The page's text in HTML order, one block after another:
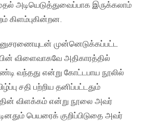
அடியெடுத்துவைப்பாக இருக்கலாம்
கிளம்புகின்றன.
முன்னெடுக்கப்பட்ட
விளைவாகவே அதிகாரத்தில்
வந்தது என்று கோட்டபாய நூலில்
சதி பற்றிய தனிப்பட்டதும்
விளக்கம் என்று நூலை அவர்
பெயரைக் குறிப்பிடுதை அவர்